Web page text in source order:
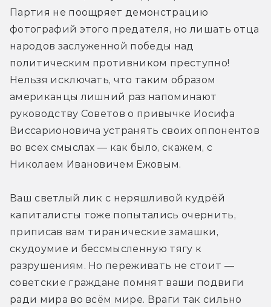
Партия не поощряет демонстрацию
фотографий этого предателя, но лишать отца
народов заслуженной победы над
политическим противником преступно!
Нельзя исключать, что таким образом
американцы лишний раз напоминают
руководству Советов о привычке Иосифа
Виссарионовича устранять своих оппонентов
во всех смыслах — как было, скажем, с
Николаем Ивановичем Ежовым.
Ваш светлый лик с неряшливой кудрёй
капиталисты тоже попытались очернить,
приписав вам тиранические замашки,
скудоумие и бессмысленную тягу к
разрушениям. Но переживать не стоит —
советские граждане помнят ваши подвиги
ради мира во всём мире. Враги так сильно